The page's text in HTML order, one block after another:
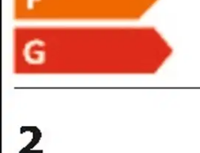
Tarkista
Tuotekuvaus